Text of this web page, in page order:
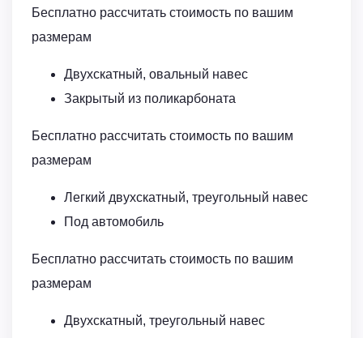
Бесплатно рассчитать стоимость по вашим
размерам
Двухскатный, овальный навес
Закрытый из поликарбоната
Бесплатно рассчитать стоимость по вашим
размерам
Легкий двухскатный, треугольный навес
Под автомобиль
Бесплатно рассчитать стоимость по вашим
размерам
Двухскатный, треугольный навес